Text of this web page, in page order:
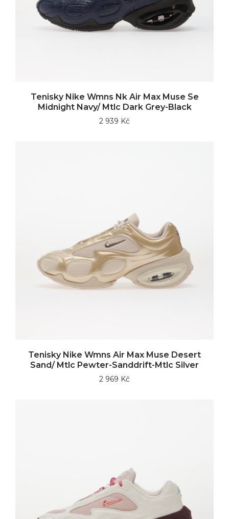
Tenisky Nike Wmns Nk Air Max Muse Se
Midnight Navy/ Mtlc Dark Grey-Black
2 939 Kč
Tenisky Nike Wmns Air Max Muse Desert
Sand/ Mtlc Pewter-Sanddrift-Mtlc Silver
2 969 Kč